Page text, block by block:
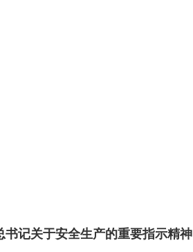
记关于安全生产的重要指示精